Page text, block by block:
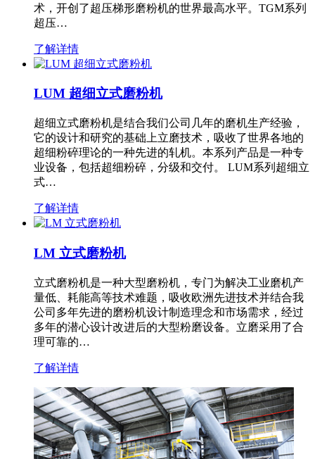
术，开创了超压梯形磨粉机的世界最高水平。TGM系列
超压…
了解详情
LUM 超细立式磨粉机
超细立式磨粉机是结合我们公司几年的磨机生产经验，
它的设计和研究的基础上立磨技术，吸收了世界各地的
超细粉碎理论的一种先进的轧机。本系列产品是一种专
业设备，包括超细粉碎，分级和交付。 LUM系列超细立
式…
了解详情
LM 立式磨粉机
立式磨粉机是一种大型磨粉机，专门为解决工业磨机产
量低、耗能高等技术难题，吸收欧洲先进技术并结合我
公司多年先进的磨粉机设计制造理念和市场需求，经过
多年的潜心设计改进后的大型粉磨设备。立磨采用了合
理可靠的…
了解详情